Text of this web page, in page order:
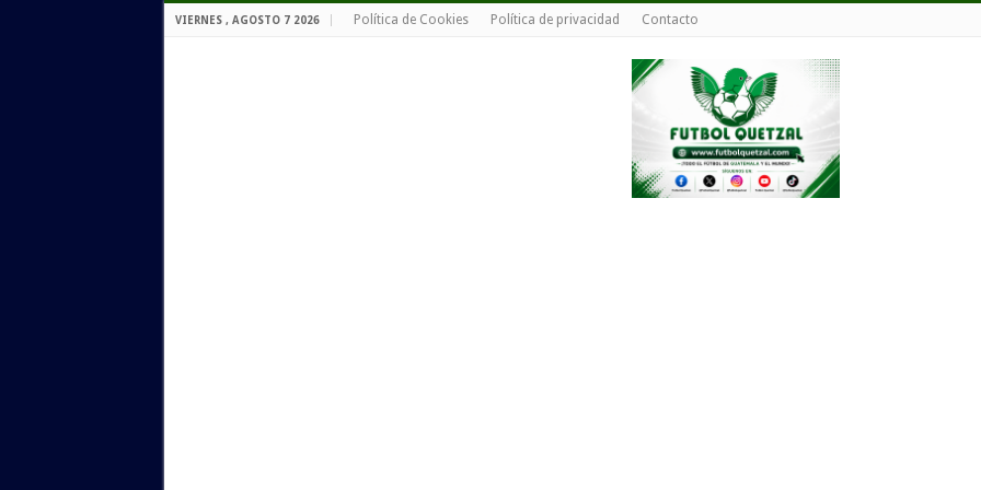
VIERNES , AGOSTO 7 2026 Política de Cookies Política de privacidad Contacto